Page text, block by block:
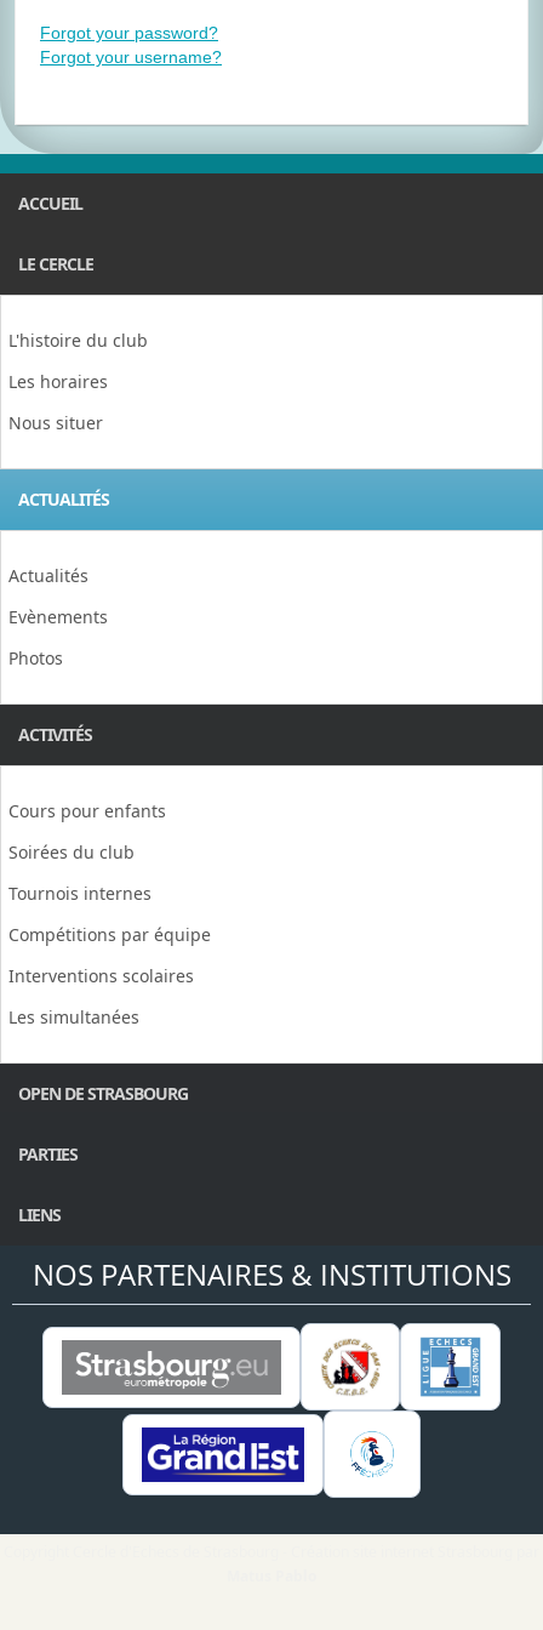
Forgot your password?
Forgot your username?
ACCUEIL
LE CERCLE
L'histoire du club
Les horaires
Nous situer
ACTUALITÉS
Actualités
Evènements
Photos
ACTIVITÉS
Cours pour enfants
Soirées du club
Tournois internes
Compétitions par équipe
Interventions scolaires
Les simultanées
OPEN DE STRASBOURG
PARTIES
LIENS
NOS PARTENAIRES & INSTITUTIONS